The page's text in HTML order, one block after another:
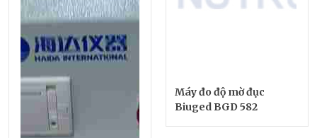
Máy đo độ mờ đục
Biuged BGD 582